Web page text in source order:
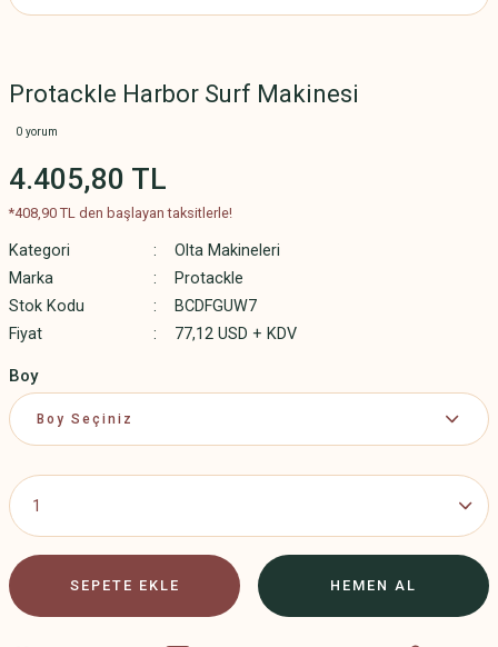
Protackle Harbor Surf Makinesi
0 yorum
4.405,80 TL
*408,90 TL den başlayan taksitlerle!
Kategori
Olta Makineleri
Marka
Protackle
Stok Kodu
BCDFGUW7
Fiyat
77,12 USD + KDV
Boy
SEPETE EKLE HEMEN AL